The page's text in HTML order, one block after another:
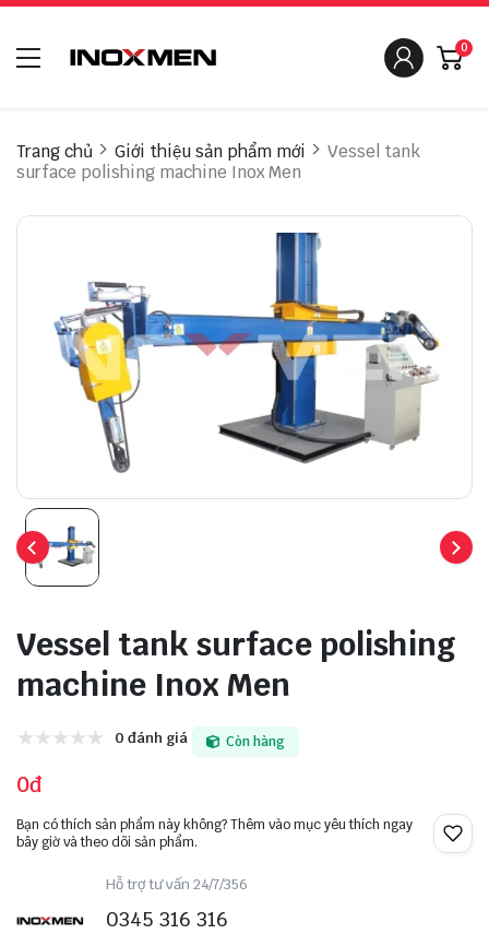
0
Trang chủ Giới thiệu sản phẩm mới
Vessel tank
surface polishing machine Inox Men
Vessel tank surface polishing
machine Inox Men
0 đánh giá Còn hàng
0đ
Bạn có thích sản phẩm này không? Thêm vào mục yêu thích ngay
bây giờ và theo dõi sản phẩm.
Hỗ trợ tư vấn 24/7/356
0345 316 316